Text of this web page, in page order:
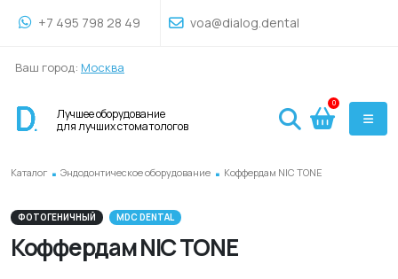
+7 495 798 28 49 voa@dialog.dental
Ваш город: Москва
Лучшее оборудование
для лучших стоматологов
0
Каталог . Эндодонтическое оборудование . Коффердам NIC TONE
ФОТОГЕНИЧНЫЙ MDC DENTAL
Коффердам NIC TONE